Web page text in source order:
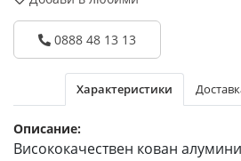
0888 48 13 13
Характеристики
Описание:
Висококачествен кован